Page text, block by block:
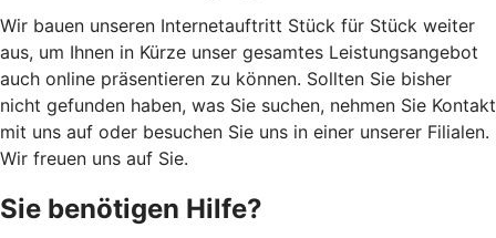
Wir bauen unseren Internetauftritt Stück für Stück weiter
aus, um Ihnen in Kürze unser gesamtes Leistungsangebot
auch online präsentieren zu können. Sollten Sie bisher
nicht gefunden haben, was Sie suchen, nehmen Sie Kontakt
mit uns auf oder besuchen Sie uns in einer unserer Filialen.
Wir freuen uns auf Sie.
Sie benötigen Hilfe?